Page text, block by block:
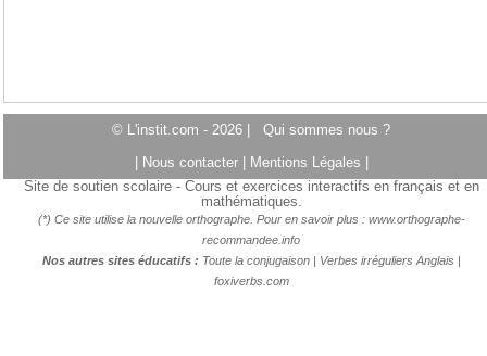
© L'instit.com - 2026 | Qui sommes nous ?
Nous contacter Mentions Légales
Site de soutien scolaire - Cours et exercices interactifs en français et en
mathématiques.
(*) Ce site utilise la nouvelle orthographe. Pour en savoir plus : www.orthographe-
recommandee.info
Nos autres sites éducatifs : Toute la conjugaison| Verbes irréguliers Anglais
foxiverbs.com